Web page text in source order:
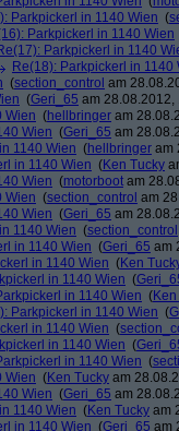
Parkpickerl in 1140 Wien (
Parkpickerl in 1140 Wien
Parkpickerl in 1140
Re(18): Parkpickerl in 1140
(section_control am
(Geri_65 am 28.08.2012,
Wien (hellbringer am
Wien (Geri_65 am
1140 Wien (hellbringer am
in 1140 Wien (Ken Tucky
Wien (motorboot am
Wien (section_control am
Wien (Geri_65 am
1140 Wien (section_control
in 1140 Wien (Geri_65 am
in 1140 Wien (Ken
in 1140 Wien (
in 1140 Wien (
Parkpickerl in 1140 Wien (
in 1140 Wien (
in 1140 Wien (
in 1140 Wien (
Wien (Ken Tucky am
Wien (Geri_65 am
1140 Wien (Ken Tucky am
in 1140 Wien (Geri_65 am